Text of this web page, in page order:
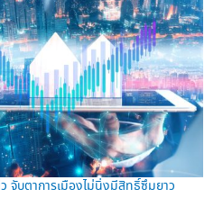
จับตาการเมืองไม่นิ่งมีสิทธิ์ซึมยาว